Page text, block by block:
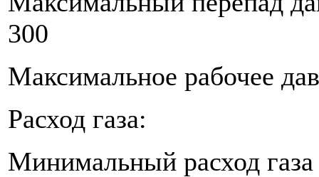
300
Максимальное рабочее
Расход газа:
Минимальный расход